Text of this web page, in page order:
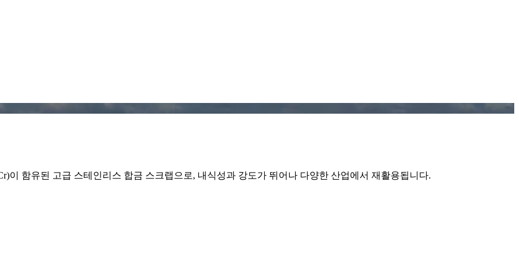
이 함유된 고급 스테인리스 합금 스크랩으로, 내식성과 강도가 뛰어나 다양한 산업에서 재활용됩니다.